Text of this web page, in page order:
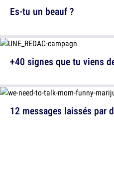
12 messages laissés par
Es-tu un beauf ?
+40 signes que tu viens